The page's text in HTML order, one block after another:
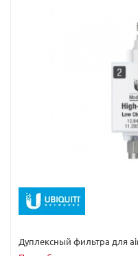
Дуплексный фильтра для